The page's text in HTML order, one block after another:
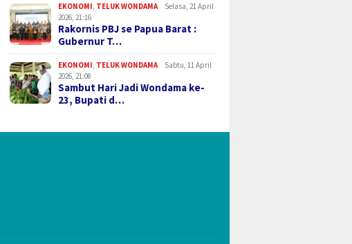
EKONOMI TELUK WONDAMA
Selasa, 21 April
2026, 21:16
Rakornis PBJ se Papua Barat :
Gubernur T…
EKONOMI TELUK WONDAMA
Sabtu, 11 April
2026, 21:08
Sambut Hari Jadi Wondama ke-
23, Bupati d…